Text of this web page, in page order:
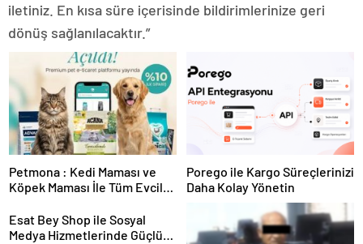
iletiniz. En kısa süre içerisinde bildirimlerinize geri
dönüş sağlanılacaktır.”
Petmona : Kedi Maması ve
Köpek Maması İle Tüm Evcil
Porego ile Kargo Süreçlerinizi
Daha Kolay Yönetin
Esat Bey Shop ile Sosyal
Medya Hizmetlerinde Güçlü